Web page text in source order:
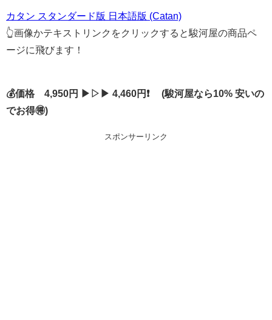
カタン スタンダード版 日本語版 (Catan)
👆画像かテキストリンクをクリックすると駿河屋の商品ペ
ージに飛びます！
💰価格 4,950円 ▶▷▶ 4,460円❗ (駿河屋なら10% 安いの
でお得🉐)
スポンサーリンク